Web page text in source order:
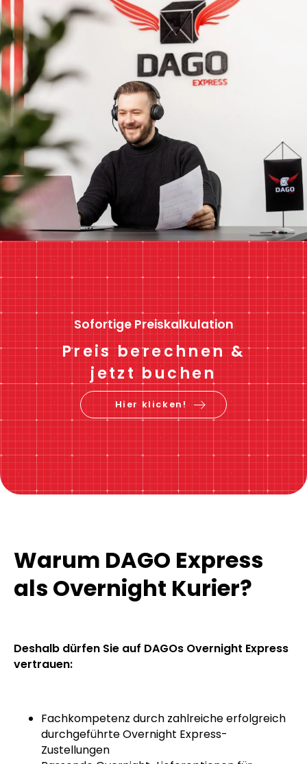
Sofortige Preiskalkulation
Preis berechnen &
jetzt buchen
Hier klicken!
Warum DAGO Express
als Overnight Kurier?
Deshalb dürfen Sie auf DAGOs Overnight Express
vertrauen:
Fachkompetenz durch zahlreiche erfolgreich
durchgeführte Overnight Express-
Zustellungen